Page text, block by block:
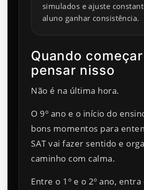
simulados e ajuste
aluno ganhar consistência.
Quando
pensar nisso
Não é na última hora.
O 9º ano e o início do
bons momentos para
SAT vai fazer sentido e
caminho com calma.
Entre o 1º e o 2º ano, entra